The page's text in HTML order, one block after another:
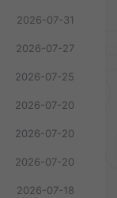
2026-07-31
2026-07-27
2026-07-25
2026-07-20
2026-07-20
2026-07-20
2026-07-18